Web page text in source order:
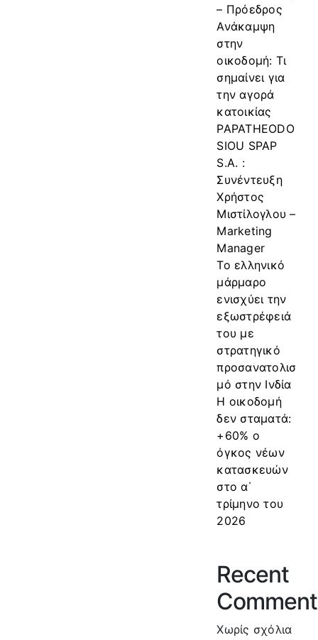
– Πρόεδρος
Ανάκαμψη
στην
οικοδομή: Τι
σημαίνει για
την αγορά
κατοικίας
PAPATHEODO
SIOU SPAP
S.A. :
Συνέντευξη
Χρήστος
Μιστίλογλου –
Marketing
Manager
Το ελληνικό
μάρμαρο
ενισχύει την
εξωστρέφειά
του με
στρατηγικό
προσανατολισ
μό στην Ινδία
Η οικοδομή
δεν σταματά:
+60% ο
όγκος νέων
κατασκευών
στο α΄
τρίμηνο του
2026
Recent
Χωρίς σχόλια